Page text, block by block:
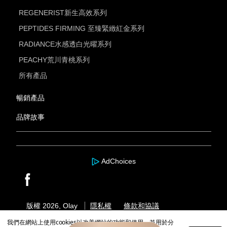
REGENERIST新生高效系列
PEPTIDES FIRMING 至臻緊緻紅金系列
RADIANCE水感透白光曜系列
PEACHY荒川青桃系列
所有產品
暢銷產品
品牌故事
AdChoices
版權 2026, Olay 隱私權 條款和協議
我們在網站上使用cookies以改善網站的功能和使用，並用於分